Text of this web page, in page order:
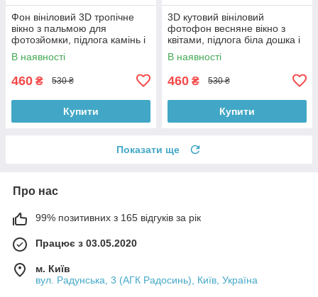
Фон вініловий 3D тропічне
вікно з пальмою для
фотозйомки, підлога камінь і
біла дошка, 50×50 см,
№58629
В наявності
460 ₴ 530 ₴
Купити
3D кутовий вініловий
фотофон весняне вікно з
квітами, підлога біла дошка і
камінь, 50×50 см, №58638
В наявності
460 ₴ 530 ₴
Купити
Показати ще
Про нас
99% позитивних з 165 відгуків за рік
Працює з 03.05.2020
м. Київ
вул. Радунська, 3 (АГК Радосинь), Київ, Україна